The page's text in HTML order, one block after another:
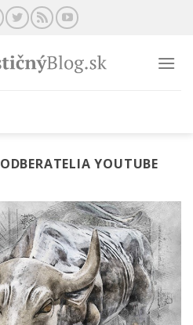
ODBERATELIA YOUTUBE